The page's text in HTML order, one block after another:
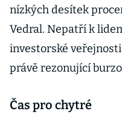
nízkých desítek
Vedral. Nepatří k
investorské
právě rezonující
Čas pro chytré